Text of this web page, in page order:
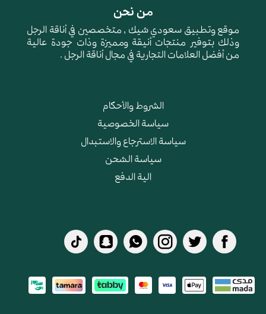
من نحن
موقع وتطبيق سعودي شيك , متخصصين في أناقة الرجل
وذلك بتوفير منتجات أنيقة ومميزة وذات جودة عالية
من أفضل العلامات التجارية في مجال أناقة الرجل .
الشروط والأحكام
سياسة الخصوصية
سياسة الاسترجاع والاستبدال
سياسة الشحن
الية الدفع